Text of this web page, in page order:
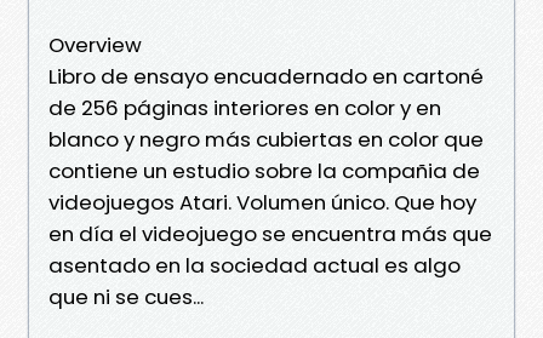
Overview
Libro de ensayo encuadernado en cartoné
de 256 páginas interiores en color y en
blanco y negro más cubiertas en color que
contiene un estudio sobre la compañia de
videojuegos Atari. Volumen único. Que hoy
en día el videojuego se encuentra más que
asentado en la sociedad actual es algo
que ni se cues...